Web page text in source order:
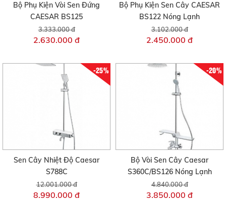
Bộ Phụ Kiện Vòi Sen Đứng
CAESAR BS125
3.333.000 đ
2.630.000 đ
Bộ Phụ Kiện Sen Cây CAESAR
BS122 Nóng Lạnh
3.102.000 đ
2.450.000 đ
-25%
Sen Cây Nhiệt Độ Caesar
S788C
12.001.000 đ
8.990.000 đ
-20%
Bộ Vòi Sen Cây Caesar
S360C/BS126 Nóng Lạnh
4.840.000 đ
3.850.000 đ